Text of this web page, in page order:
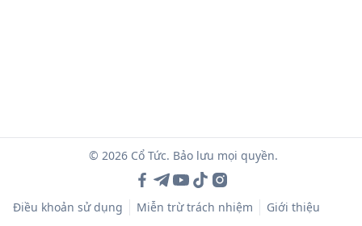
© 2026 Cổ Tức. Bảo lưu mọi quyền.
Điều khoản sử dụng Miễn trừ trách nhiệm Giới thiệu